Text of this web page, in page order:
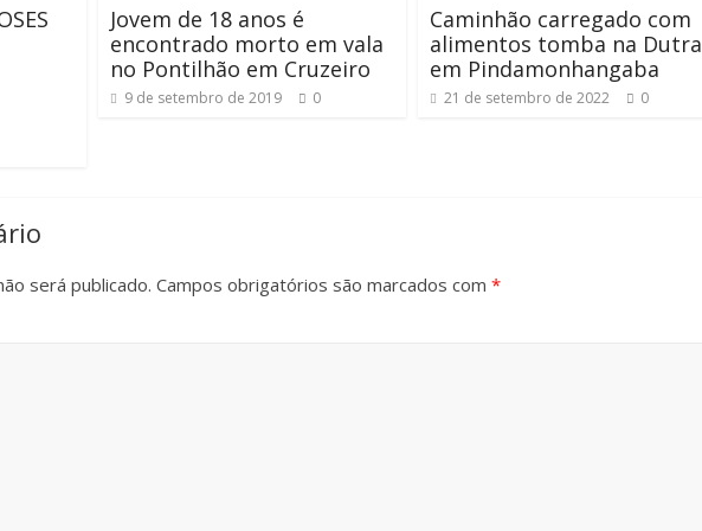
Jovem de 18 anos é
encontrado morto em vala
no Pontilhão em Cruzeiro
9 de setembro de 2019 0
Caminhão carregado com
alimentos tomba na Dutra
em Pindamonhangaba
21 de setembro de 2022 0
será publicado. Campos obrigatórios são marcados com *